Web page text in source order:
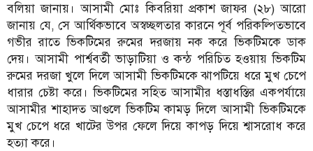
বলিয়া জানায়। আসামী মোঃ কিবরিয়া প্রকাশ জাফর (২৮) আরো
জানায় যে, সে আর্থিকভাবে অস্বচ্ছলতার কারনে পূর্ব পরিকল্পিতভাবে
গভীর রাতে ভিকটিমের রুমের দরজায় নক করে ভিকটিমকে ডাক
দেয়। আসামী পার্শ্ববর্তী ভাড়াটিয়া ও কন্ঠ পরিচিত হওয়ায় ভিকটিম
রুমের দরজা খুলে দিলে আসামী ভিকটিমকে ঝাপটিয়ে ধরে মুখ চেপে
ধারার চেষ্টা করে। ভিকটিমের সহিত আসামীর ধস্তাধস্তির একপর্যায়ে
আসামীর শাহাদত আগুলে ভিকটিম কামড় দিলে আসামী ভিকটিমকে
মুখ চেপে ধরে খাটের উপর ফেলে দিয়ে কাপড় দিয়ে শ্বাসরোধ করে
হত্যা করে।